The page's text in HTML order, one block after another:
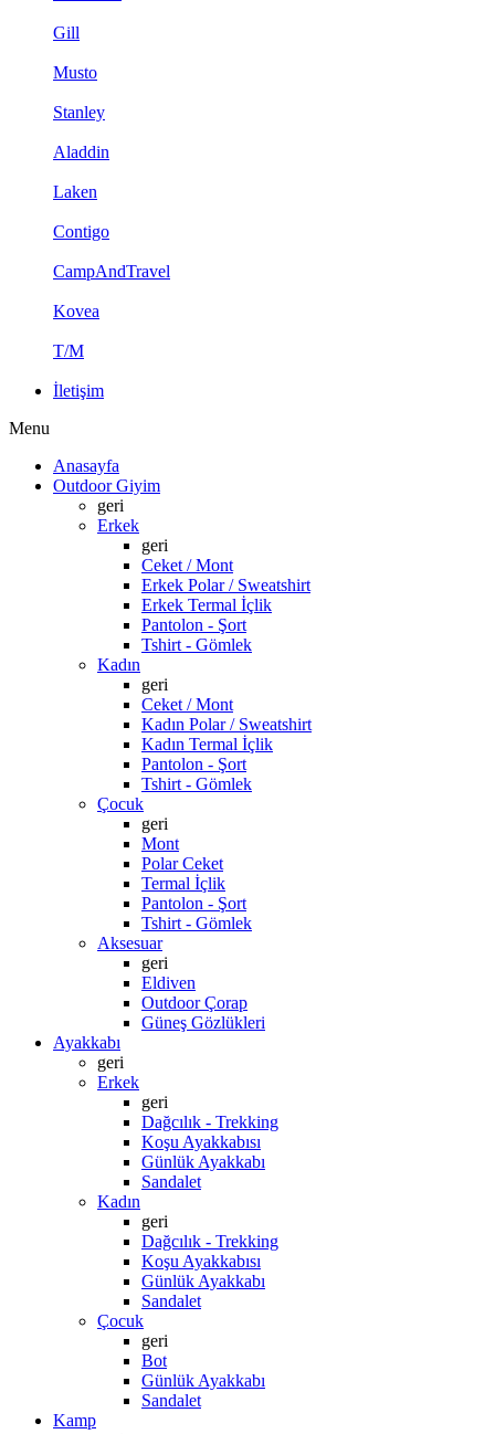
Gill
Musto
Stanley
Aladdin
Laken
Contigo
CampAndTravel
Kovea
T/M
İletişim
Menu
Anasayfa
Outdoor Giyim
geri
Erkek
geri
Ceket / Mont
Erkek Polar / Sweatshirt
Erkek Termal İçlik
Pantolon - Şort
Tshirt - Gömlek
Kadın
geri
Ceket / Mont
Kadın Polar / Sweatshirt
Kadın Termal İçlik
Pantolon - Şort
Tshirt - Gömlek
Çocuk
geri
Mont
Polar Ceket
Termal İçlik
Pantolon - Şort
Tshirt - Gömlek
Aksesuar
geri
Eldiven
Outdoor Çorap
Güneş Gözlükleri
Ayakkabı
geri
Erkek
geri
Dağcılık - Trekking
Koşu Ayakkabısı
Günlük Ayakkabı
Sandalet
Kadın
geri
Dağcılık - Trekking
Koşu Ayakkabısı
Günlük Ayakkabı
Sandalet
Çocuk
geri
Bot
Günlük Ayakkabı
Sandalet
Kamp